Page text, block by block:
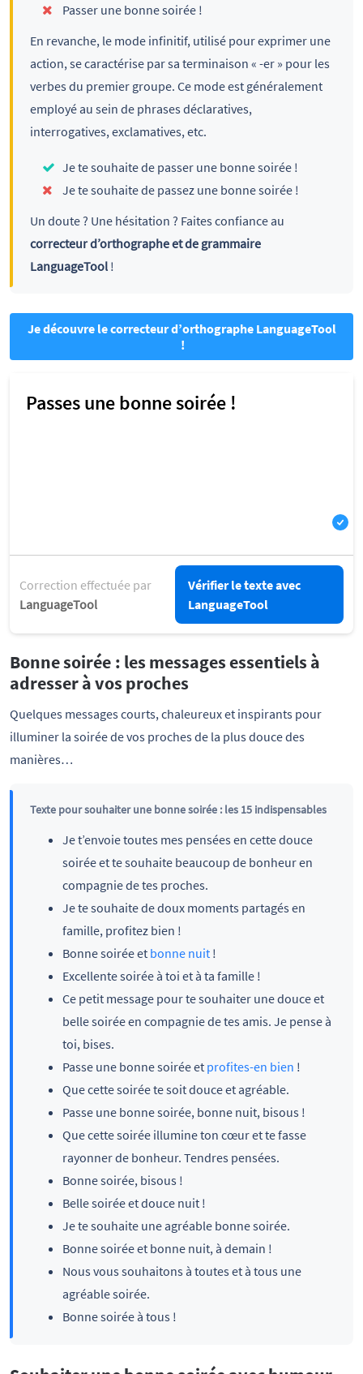
Passer une bonne soirée !
En revanche, le mode infinitif, utilisé pour exprimer une
action, se caractérise par sa terminaison « -er » pour les
verbes du premier groupe. Ce mode est généralement
employé au sein de phrases déclaratives,
interrogatives, exclamatives, etc.
Je te souhaite de passer une bonne soirée !
Je te souhaite de passez une bonne soirée !
Un doute ? Une hésitation ? Faites confiance au
correcteur d’orthographe et de grammaire
LanguageTool!
Je découvre le correcteur d’orthographe LanguageTool
!
Correction effectuée par
LanguageTool
Vérifier le texte avec
LanguageTool
Bonne soirée : les messages essentiels à
adresser à vos proches
Quelques messages courts, chaleureux et inspirants pour
illuminer la soirée de vos proches de la plus douce des
manières…
Texte pour souhaiter une bonne soirée : les 15 indispensables
Je t’envoie toutes mes pensées en cette douce
soirée et te souhaite beaucoup de bonheur en
compagnie de tes proches.
Je te souhaite de doux moments partagés en
famille, profitez bien !
Bonne soirée et bonne nuit!
Excellente soirée à toi et à ta famille !
Ce petit message pour te souhaiter une douce et
belle soirée en compagnie de tes amis. Je pense à
toi, bises.
Passe une bonne soirée et profites-en bien !
Que cette soirée te soit douce et agréable.
Passe une bonne soirée, bonne nuit, bisous !
Que cette soirée illumine ton cœur et te fasse
rayonner de bonheur. Tendres pensées.
Bonne soirée, bisous !
Belle soirée et douce nuit !
Je te souhaite une agréable bonne soirée.
Bonne soirée et bonne nuit, à demain !
Nous vous souhaitons à toutes et à tous une
agréable soirée.
Bonne soirée à tous !